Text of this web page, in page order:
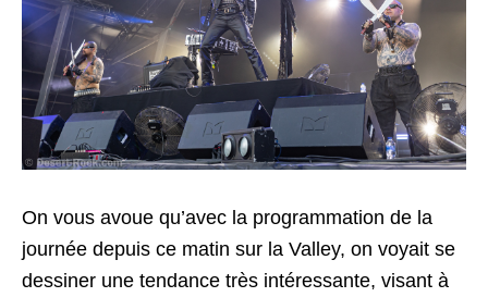
On vous avoue qu’avec la programmation de la
journée depuis ce matin sur la Valley, on voyait se
dessiner une tendance très intéressante, visant à